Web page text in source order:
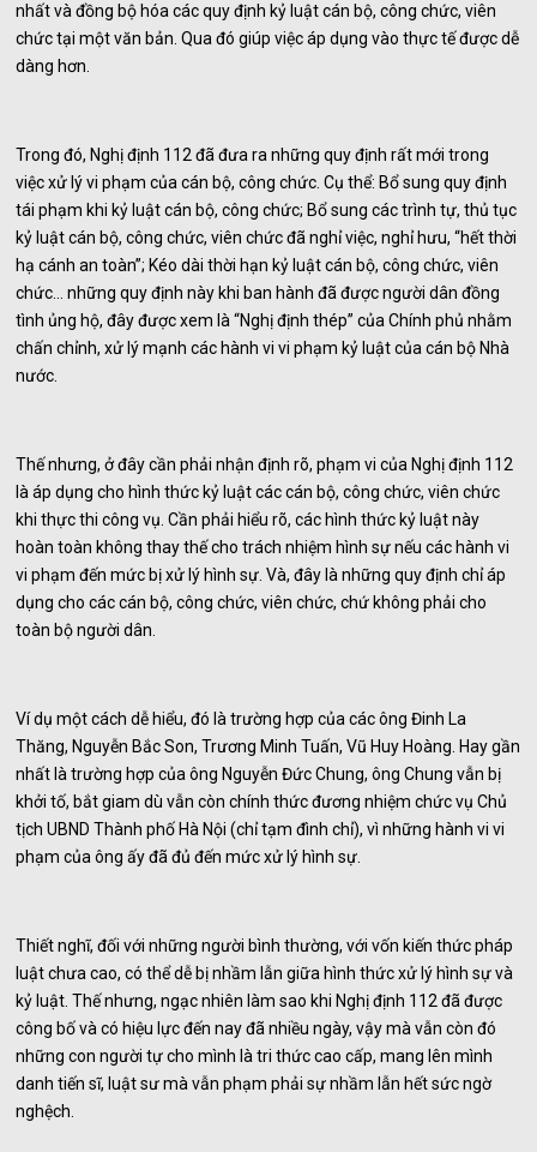
nhất và đồng bộ hóa các quy định kỷ luật cán bộ, công chức, viên
chức tại một văn bản. Qua đó giúp việc áp dụng vào thực tế được dễ
dàng hơn.
Trong đó, Nghị định 112 đã đưa ra những quy định rất mới trong
việc xử lý vi phạm của cán bộ, công chức. Cụ thể: Bổ sung quy định
tái phạm khi kỷ luật cán bộ, công chức; Bổ sung các trình tự, thủ tục
kỷ luật cán bộ, công chức, viên chức đã nghỉ việc, nghỉ hưu, “hết thời
hạ cánh an toàn”; Kéo dài thời hạn kỷ luật cán bộ, công chức, viên
chức… những quy định này khi ban hành đã được người dân đồng
tình ủng hộ, đây được xem là “Nghị định thép” của Chính phủ nhằm
chấn chỉnh, xử lý mạnh các hành vi vi phạm kỷ luật của cán bộ Nhà
nước.
Thế nhưng, ở đây cần phải nhận định rõ, phạm vi của Nghị định 112
là áp dụng cho hình thức kỷ luật các cán bộ, công chức, viên chức
khi thực thi công vụ. Cần phải hiểu rõ, các hình thức kỷ luật này
hoàn toàn không thay thế cho trách nhiệm hình sự nếu các hành vi
vi phạm đến mức bị xử lý hình sự. Và, đây là những quy định chỉ áp
dụng cho các cán bộ, công chức, viên chức, chứ không phải cho
toàn bộ người dân.
Ví dụ một cách dễ hiểu, đó là trường hợp của các ông Đinh La
Thăng, Nguyễn Bắc Son, Trương Minh Tuấn, Vũ Huy Hoàng. Hay gần
nhất là trường hợp của ông Nguyễn Đức Chung, ông Chung vẫn bị
khởi tố, bắt giam dù vẫn còn chính thức đương nhiệm chức vụ Chủ
tịch UBND Thành phố Hà Nội (chỉ tạm đình chỉ), vì những hành vi vi
phạm của ông ấy đã đủ đến mức xử lý hình sự.
Thiết nghĩ, đối với những người bình thường, với vốn kiến thức pháp
luật chưa cao, có thể dễ bị nhầm lẫn giữa hình thức xử lý hình sự và
kỷ luật. Thế nhưng, ngạc nhiên làm sao khi Nghị định 112 đã được
công bố và có hiệu lực đến nay đã nhiều ngày, vậy mà vẫn còn đó
những con người tự cho mình là tri thức cao cấp, mang lên mình
danh tiến sĩ, luật sư mà vẫn phạm phải sự nhầm lẫn hết sức ngờ
nghệch.